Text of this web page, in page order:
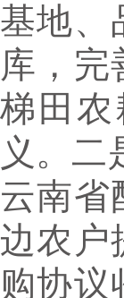
基地、
库，
梯田
义。二
云南省
边农户
购协议